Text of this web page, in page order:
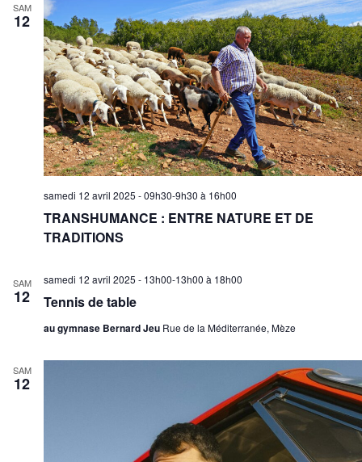
SAM
12
TRANSHUMANCE : ENTRE NATURE ET DE
TRADITIONS
samedi 12 avril 2025 - 09h30-9h30 à 16h00
SAM
12 Tennis de table
samedi 12 avril 2025 - 13h00-13h00 à 18h00
au gymnase Bernard Jeu Rue de la Méditerranée, Mèze
SAM
12